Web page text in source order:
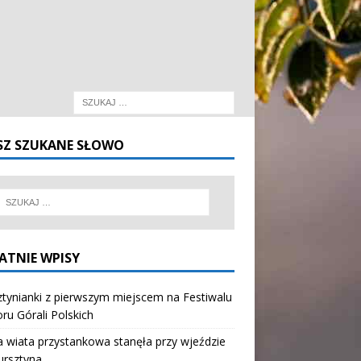
SZUKANE SŁOWO
WPISY
z pierwszym miejscem na Festiwalu
Górali Polskich
wiata przystankowa stanęła przy wjeździe